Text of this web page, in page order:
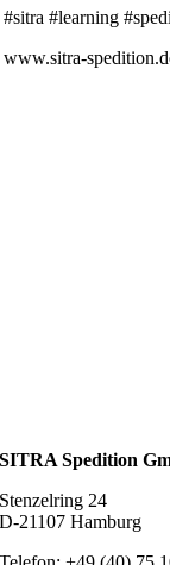
#sitra #learning
www.sitra-
SITRA Spedition
Stenzelring 24
D-21107 Hamburg